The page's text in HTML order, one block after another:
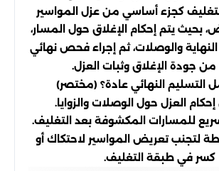
كجزء أساسي من عزل المواسير
بحيث يتم إحكام الإغلاق حول المسار،
والوصلات، ثم إجراء فحص نهائي
من جودة الإغلاق وثبات العزل.
التسليم النهائي عادة؟ (مختصر)
إحكام العزل حول الوصلات والزوايا.
للمسارات المكشوفة بعد التغليف.
لتجنب تعريض المواسير لاحتكاك أو
كسر في طبقة التغليف.